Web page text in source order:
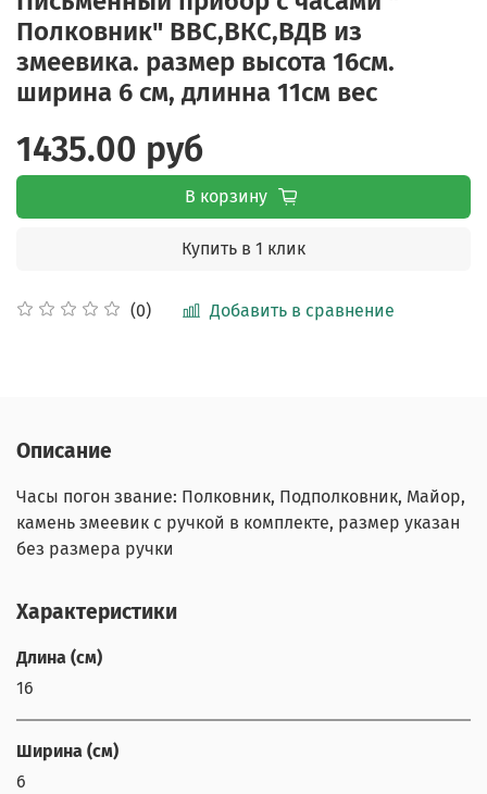
Полковник" ВВС,ВКС,ВДВ из
змеевика. размер высота 16см.
ширина 6 см, длинна 11см вес
(0) Добавить в сравнение
1435.00 руб
В корзину
Купить в 1 клик
Описание
Часы погон звание: Полковник, Подполковник, Майор,
камень змеевик с ручкой в комплекте, размер указан
без размера ручки
Характеристики
Длина (см)
16
Ширина (см)
6